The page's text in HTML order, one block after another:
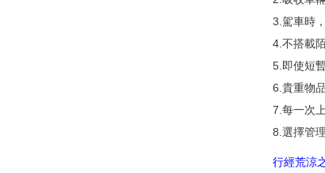
3.駕車時
4.不搭載
5.即使短
6.貴重物
7.每一次
8.選擇管
行經荒涼